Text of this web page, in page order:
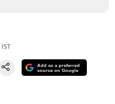
IST
Add as a preferred
source on Google